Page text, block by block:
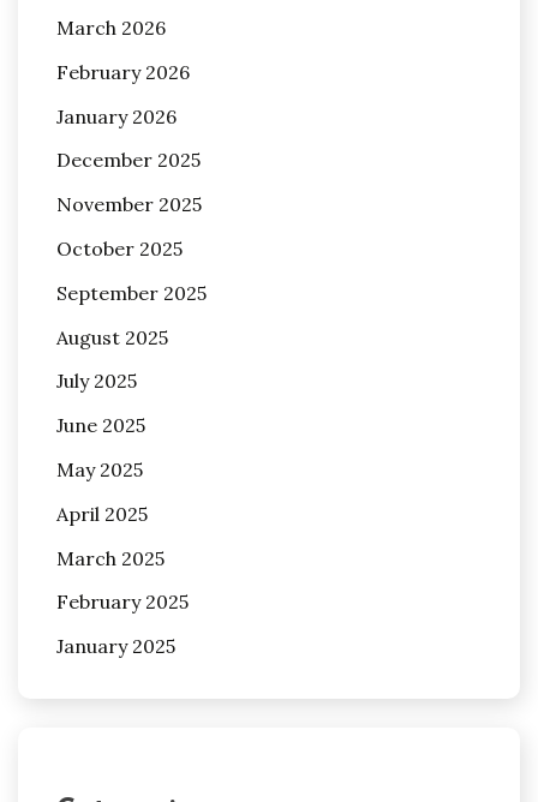
March 2026
February 2026
January 2026
December 2025
November 2025
October 2025
September 2025
August 2025
July 2025
June 2025
May 2025
April 2025
March 2025
February 2025
January 2025